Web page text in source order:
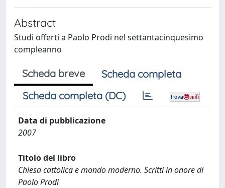
Abstract
Studi offerti a Paolo Prodi nel settantacinquesimo
compleanno
Scheda breve
Scheda completa
Scheda completa (DC)
Data di pubblicazione
2007
Titolo del libro
Chiesa cattolica e mondo moderno. Scritti in onore di
Paolo Prodi